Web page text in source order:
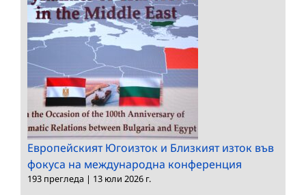
Европейският Югоизток и Близкият изток във
фокуса на международна конференция
193 прегледа | 13 юли 2026 г.